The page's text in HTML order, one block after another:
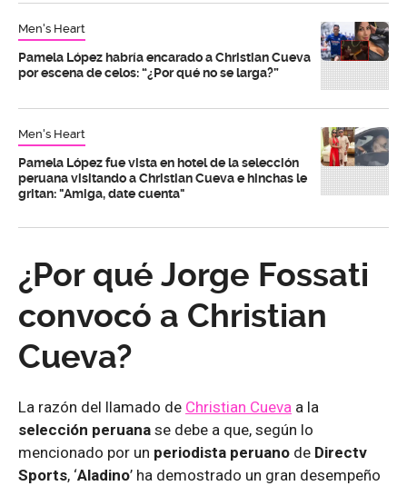
Men's Heart
Pamela López habría encarado a Christian Cueva
por escena de celos: “¿Por qué no se larga?”
Men's Heart
Pamela López fue vista en hotel de la selección
peruana visitando a Christian Cueva e hinchas le
gritan: "Amiga, date cuenta"
¿Por qué Jorge Fossati
convocó a Christian
Cueva?
La razón del llamado de Christian Cueva a la
selección peruana se debe a que, según lo
mencionado por un periodista peruano de Directv
Sports, ‘Aladino’ ha demostrado un gran desempeño